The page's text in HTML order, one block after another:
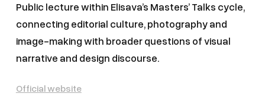
Public lecture within Elisava’s Masters’ Talks cycle,
connecting editorial culture, photography and
image-making with broader questions of visual
narrative and design discourse.
Official website